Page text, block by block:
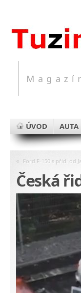
ÚVOD AUTA
« Ford F-150 s přídí od
Česká